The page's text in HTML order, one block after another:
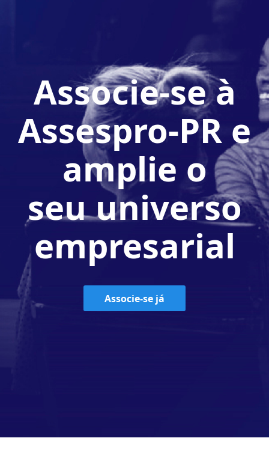
Associe-se à
Assespro-PR e
amplie o
seu universo
empresarial
Associe-se já